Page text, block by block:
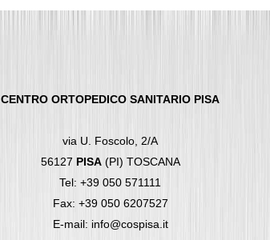
CENTRO ORTOPEDICO SANITARIO PISA
via U. Foscolo, 2/A
56127 PISA(PI) TOSCANA
Tel: +39 050 571111
Fax: +39 050 6207527
E-mail: info@cospisa.it